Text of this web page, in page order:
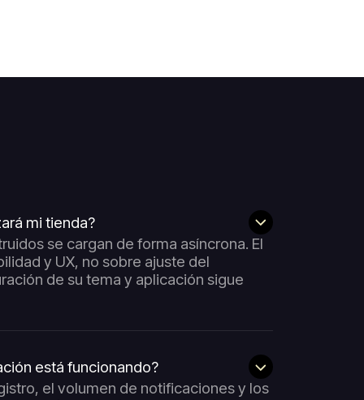
mi tienda?
se cargan de forma asíncrona. El
y UX, no sobre ajuste del
de su tema y aplicación sigue
está funcionando?
el volumen de notificaciones y los